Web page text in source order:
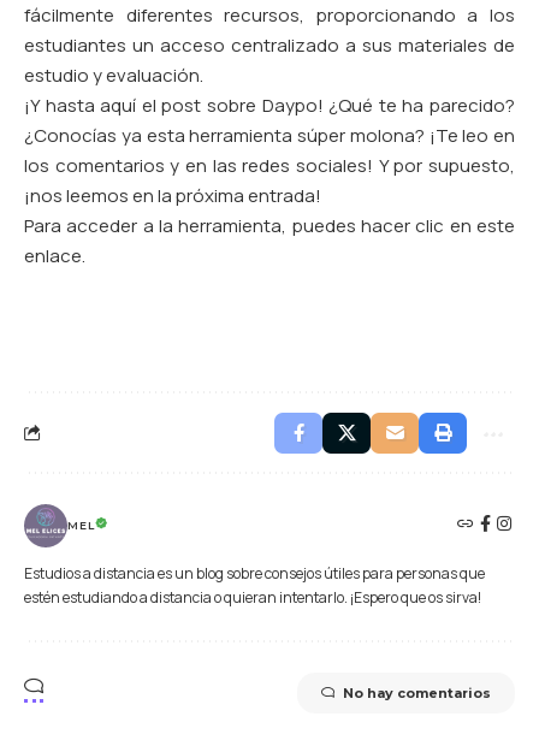
fácilmente diferentes recursos, proporcionando a los
estudiantes un acceso centralizado a sus materiales de
estudio y evaluación.
¡Y hasta aquí el post sobre Daypo! ¿Qué te ha parecido?
¿Conocías ya esta herramienta súper molona? ¡Te leo en
los comentarios y en las redes sociales! Y por supuesto,
¡nos leemos en la próxima entrada!
Para acceder a la herramienta, puedes hacer clic en este
enlace.
MEL
Estudios a distancia es un blog sobre consejos útiles para personas que
estén estudiando a distancia o quieran intentarlo. ¡Espero que os sirva!
No hay comentarios